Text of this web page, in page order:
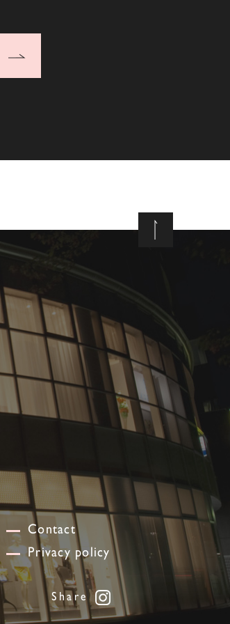
Contact
Privacy policy
Share